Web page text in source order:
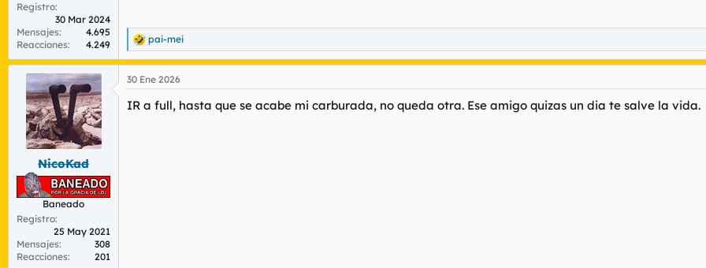
Registro
30 Mar 2024
Mensajes
4.695
Reacciones
4.249
R
e
a
c
i
pai-mei
NicoKad
Baneado
Registro
25 May 2021
Mensajes
308
Reacciones
201
30 Ene 2026
IR a full, hasta que se acabe mi carburada, no queda otra. Ese amigo quizas un dia te salve la vida.